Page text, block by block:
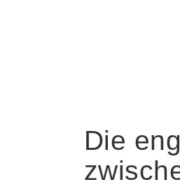
Die